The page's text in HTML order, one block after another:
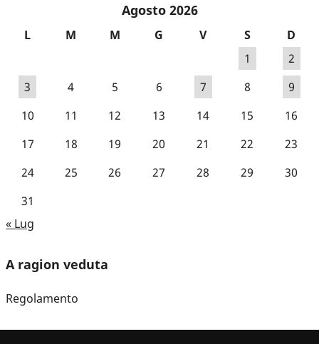
Agosto 2026
L M M G V S
D
1
2
3
4 5 6 7 8
9
10
11 12 13 14 15
16
17
18 19 20 21 22
23
24
25 26 27 28 29
30
31
« Lug
A ragion veduta
Regolamento